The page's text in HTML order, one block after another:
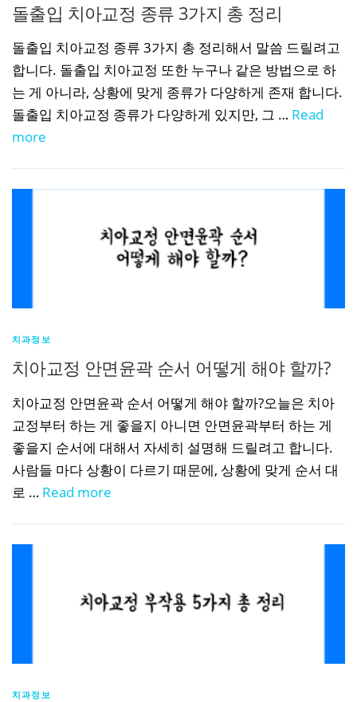
돌출입 치아교정 종류 3가지 총 정리
돌출입 치아교정 종류 3가지 총 정리해서 말씀 드릴려고
합니다. 돌출입 치아교정 또한 누구나 같은 방법으로 하
는 게 아니라, 상황에 맞게 종류가 다양하게 존재 합니다.
돌출입 치아교정 종류가 다양하게 있지만, 그 … Read
more
치과정보
치아교정 안면윤곽 순서 어떻게 해야 할까?
치아교정 안면윤곽 순서 어떻게 해야 할까?오늘은 치아
교정부터 하는 게 좋을지 아니면 안면윤곽부터 하는 게
좋을지 순서에 대해서 자세히 설명해 드릴려고 합니다.
사람들 마다 상황이 다르기 때문에, 상황에 맞게 순서 대
로 … Read more
치과정보